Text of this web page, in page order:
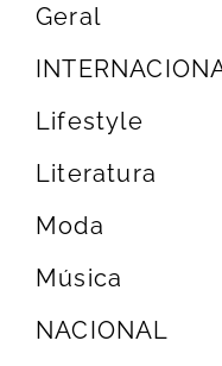
Geral
Lifestyle
Literatura
Moda
Música
NACIONAL